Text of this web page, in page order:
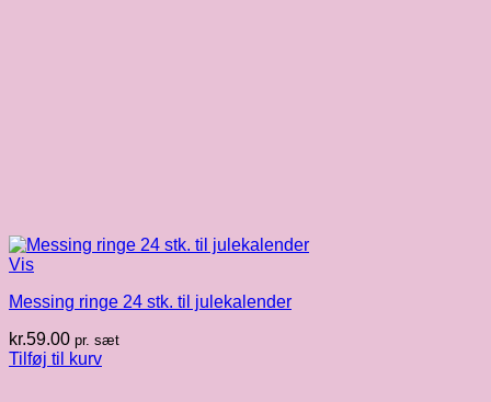
Vis
Messing ringe 24 stk. til julekalender
kr.59.00 pr. sæt
Tilføj til kurv